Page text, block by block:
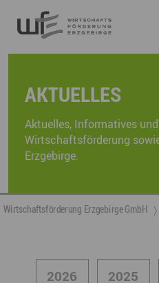
AKTUELLES
Aktuelles, Informatives
Wirtschaftsförderung
Erzgebirge.
Wirtschaftsförderung Erzgebirge GmbH
2026 2025